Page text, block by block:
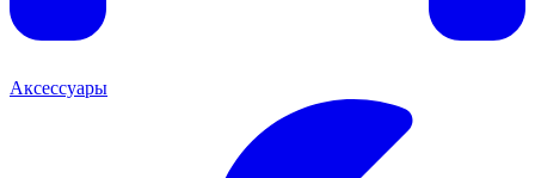
Аксессуары